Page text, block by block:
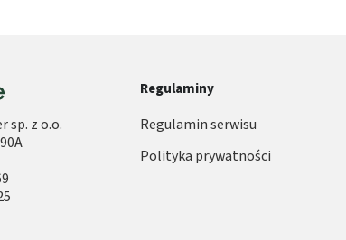
sp. z o.o.
Regulaminy
Regulamin serwisu
Polityka prywatności